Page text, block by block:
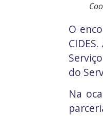
O
do
Na